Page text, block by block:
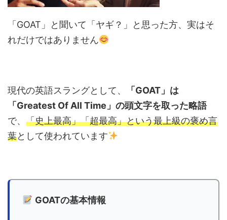
「GOAT」と聞いて「ヤギ？」と思った方、実はそ
れだけではありません
現代の英語スラングとして、
「GOAT」は
「Greatest Of All Time」の頭文字を取った略語
で、 「史上最高」「超最高」という最上級の褒め言
葉として使われています
GOATの基本情報